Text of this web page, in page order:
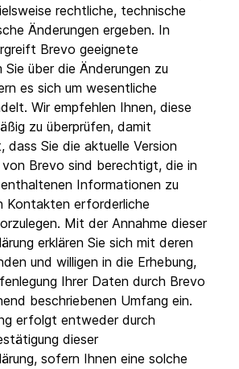
rechtliche, technische
Änderungen ergeben. In
Brevo geeignete
Sie über die Änderungen zu
es sich um wesentliche
Wir empfehlen Ihnen, diese
zu überprüfen, damit
dass Sie die aktuelle Version
von Brevo sind berechtigt, die in
enthaltenen Informationen zu
Kontakten erforderliche
Mit der Annahme dieser
erklären Sie sich mit deren
und willigen in die Erhebung,
Ihrer Daten durch Brevo
beschriebenen Umfang ein.
erfolgt entweder durch
dieser
sofern Ihnen eine solche